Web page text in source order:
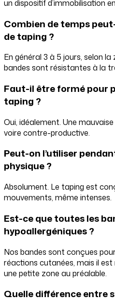
un dispositif d’immobilisation
Combien de temps
de taping ?
En général 3 à 5 jours, selon la
bandes sont résistantes à la
Faut-il être formé pour
taping ?
Oui, idéalement. Une
voire contre-productive.
Peut-on l’utiliser
physique ?
Absolument. Le taping est
mouvements, même intenses.
Est-ce que toutes les
hypoallergéniques ?
Nos bandes sont conçues
réactions cutanées, mais il
une petite zone au préalable.
Quelle différence entre